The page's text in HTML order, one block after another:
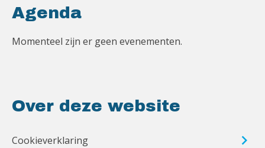
Agenda
Momenteel zijn er geen evenementen.
Over deze website
Cookieverklaring